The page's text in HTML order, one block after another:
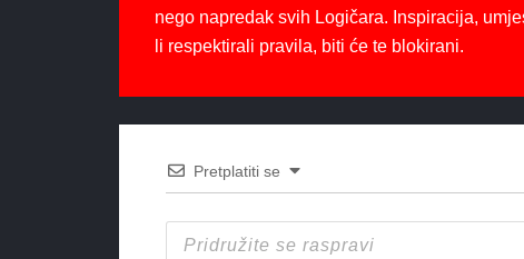
nego napredak svih Logičara. Inspiracija,
li respektirali pravila, biti će te blokirani.
Pretplatiti se